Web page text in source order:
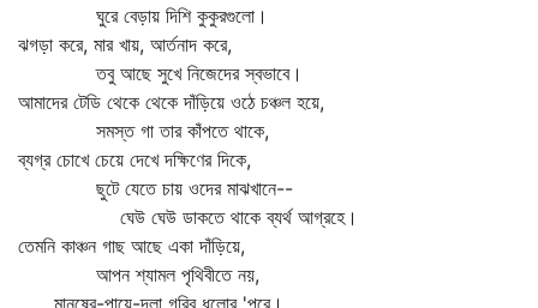
ঘুরে বেড়ায় দিশি কুকুরগুলো।
ঝগড়া করে, মার খায়, আর্তনাদ করে,
তবু আছে সুখে নিজেদের স্বভাবে।
আমাদের টেডি থেকে থেকে দাঁড়িয়ে ওঠে চঞ্চল হয়ে,
সমস্ত গা তার কাঁপতে থাকে,
ব্যগ্র চোখে চেয়ে দেখে দক্ষিণের দিকে,
ছুটে যেতে চায় ওদের মাঝখানে--
ঘেউ ঘেউ ডাকতে থাকে ব্যর্থ আগ্রহে।
তেমনি কাঞ্চন গাছ আছে একা দাঁড়িয়ে,
আপন শ্যামল পৃথিবীতে নয়,
মানুষের-পায়ে-দলা গরিব ধুলোর 'পরে।